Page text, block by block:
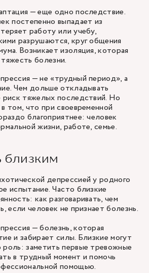
— еще одно последствие.
постепенно выпадает из
работу или учебу,
разрушаются, круг общения
Возникает изоляция, которая
болезни.
— не «трудный период», а
Чем дольше откладывать
риск тяжелых последствий. Но
том, что при своевременной
благоприятнее: человек
жизни, работе, семье.
близким
депрессией у родного
испытание. Часто близкие
как разговаривать, чем
если человек не признает болезнь.
— болезнь, которая
и забирает силы. Близкие могут
заметить первые тревожные
в трудный момент и помочь
помощью.